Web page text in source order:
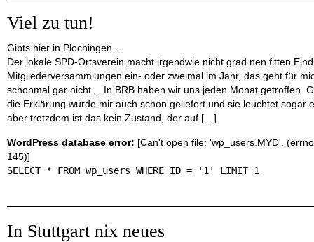
Viel zu tun!
Gibts hier in Plochingen…
Der lokale SPD-Ortsverein macht irgendwie nicht grad nen fitten
Mitgliederversammlungen ein- oder zweimal im Jahr, das geht für
schonmal gar nicht… In BRB haben wir uns jeden Monat getroffen.
die Erklärung wurde mir auch schon geliefert und sie leuchtet sogar
aber trotzdem ist das kein Zustand, der auf […]
WordPress database error: [Can't open file: 'wp_users.MYD'.
145)]
SELECT * FROM wp_users WHERE ID = '1' LIMIT 1
In Stuttgart nix neues